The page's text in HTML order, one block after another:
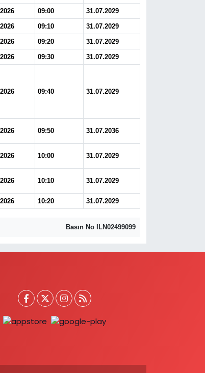
09:00
31.07.2029
09:10
31.07.2029
09:20
31.07.2029
09:30 31.07.2029
09:40 31.07.2029
09:50 31.07.2036
10:00 31.07.2029
10:10 31.07.2029
10:20 31.07.2029
Basın No ILN02499099